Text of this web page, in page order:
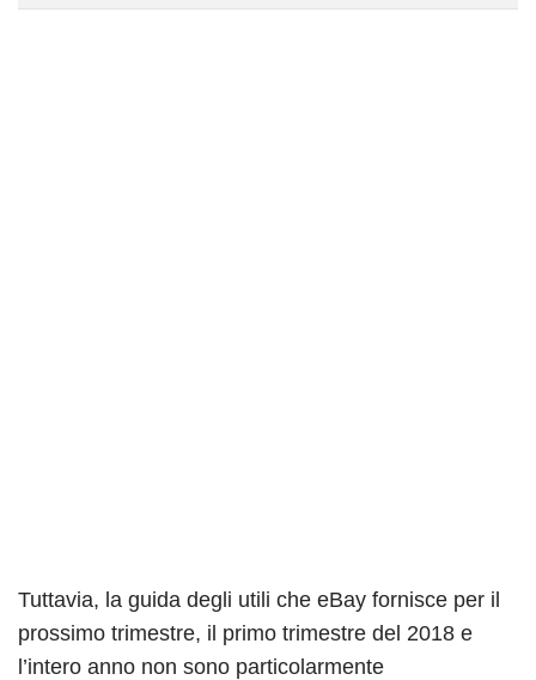
Tuttavia, la guida degli utili che eBay fornisce per il
prossimo trimestre, il primo trimestre del 2018 e
l’intero anno non sono particolarmente